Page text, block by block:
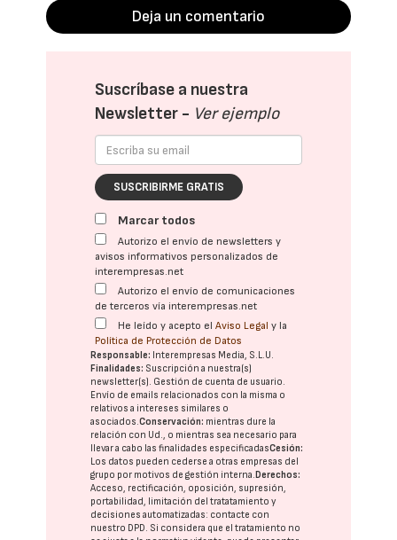
Deja un comentario
Suscríbase a nuestra
Newsletter - Ver ejemplo
SUSCRIBIRME GRATIS
Marcar todos
Autorizo el envío de newsletters y
avisos informativos personalizados de
interempresas.net
Autorizo el envío de comunicaciones
de terceros vía interempresas.net
He leído y acepto elAviso Legal y la
Política de Protección de Datos
Responsable: Interempresas Media, S.L.U.
Finalidades: Suscripción a nuestra(s)
newsletter(s). Gestión de cuenta de usuario.
Envío de emails relacionados con la misma o
relativos a intereses similares o
asociados.Conservación: mientras dure la
relación con Ud., o mientras sea necesario para
llevar a cabo las finalidades especificadasCesión:
Los datos pueden cederse a otras empresas del
grupo por motivos de gestión interna. Derechos:
Acceso, rectificación, oposición, supresión,
portabilidad, limitación del tratatamiento y
decisiones automatizadas: contacte con
nuestro DPD. Si considera que el tratamiento no